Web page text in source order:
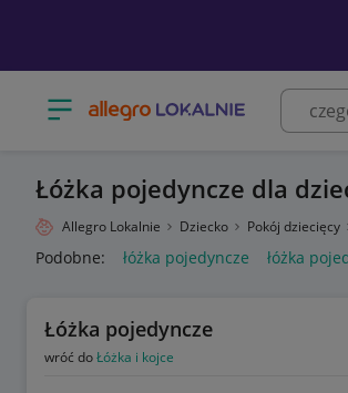
Otwórz menu z kategoriami
Łóżka pojedyncze dla
Allegro Lokalnie Dziecko Pokój dziecięcy
Podobne: łóżka pojedyncze łóżka
Łóżka pojedyncze
wróć doŁóżka i kojce